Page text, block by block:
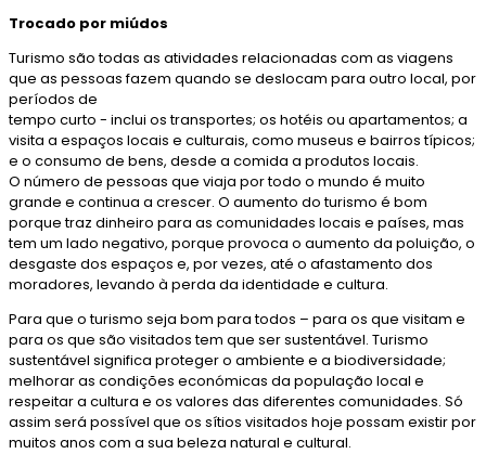
Trocado por miúdos
Turismo são todas as atividades relacionadas com as viagens
que as pessoas fazem quando se deslocam para outro local, por
períodos de
tempo curto - inclui os transportes; os hotéis ou apartamentos; a
visita a espaços locais e culturais, como museus e bairros típicos;
e o consumo de bens, desde a comida a produtos locais.
O número de pessoas que viaja por todo o mundo é muito
grande e continua a crescer. O aumento do turismo é bom
porque traz dinheiro para as comunidades locais e países, mas
tem um lado negativo, porque provoca o aumento da poluição, o
desgaste dos espaços e, por vezes, até o afastamento dos
moradores, levando à perda da identidade e cultura.
Para que o turismo seja bom para todos – para os que visitam e
para os que são visitados tem que ser sustentável. Turismo
sustentável significa proteger o ambiente e a biodiversidade;
melhorar as condições económicas da população local e
respeitar a cultura e os valores das diferentes comunidades. Só
assim será possível que os sítios visitados hoje possam existir por
muitos anos com a sua beleza natural e cultural.